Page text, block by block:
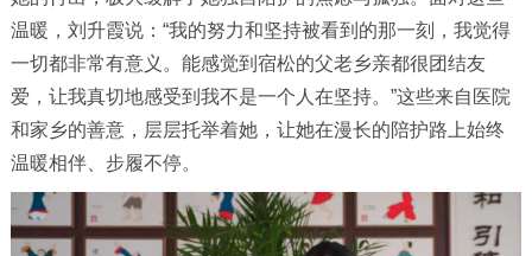
温暖，刘升霞说：“我的努力和坚持被看到的那一刻，我觉得
一切都非常有意义。能感觉到宿松的父老乡亲都很团结友
爱，让我真切地感受到我不是一个人在坚持。”这些来自医院
和家乡的善意，层层托举着她，让她在漫长的陪护路上始终
温暖相伴、步履不停。